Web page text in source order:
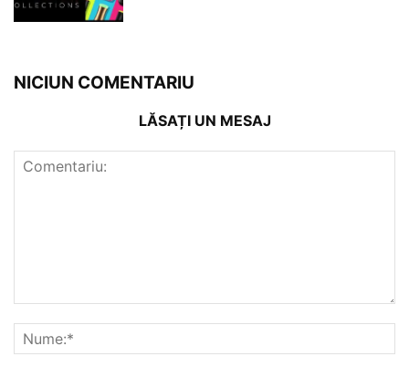
NICIUN COMENTARIU
LĂSAȚI UN MESAJ